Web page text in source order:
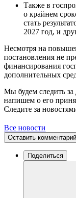
Также в
о крайнем
стать
2027 год, и
Несмотря на
постановления не
финансирования
дополнительных
Мы будем следить
напишем о его
Следите за
Все новости
Оставить комментарий
Поделиться